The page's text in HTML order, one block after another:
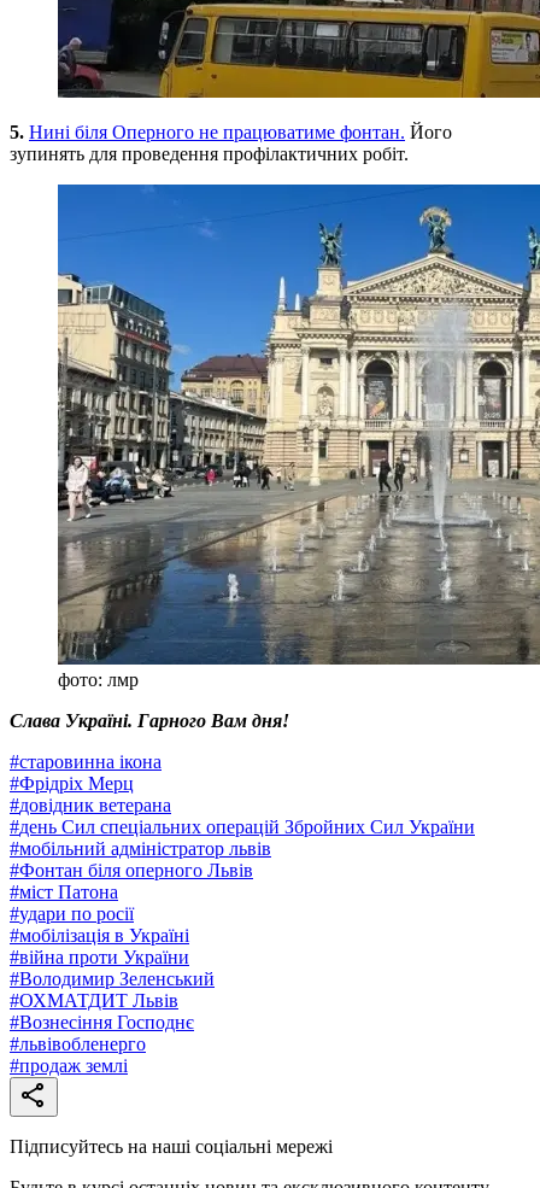
5. Нині біля Оперного не працюватиме фонтан. Його
зупинять для проведення профілактичних робіт.
фото: лмр
Слава Україні. Гарного Вам дня!
#старовинна ікона
#Фрідріх Мерц
#довідник ветерана
#день Сил спеціальних операцій Збройних Сил України
#мобільний адміністратор львів
#Фонтан біля оперного Львів
#міст Патона
#удари по росії
#мобілізація в Україні
#війна проти України
#Володимир Зеленський
#ОХМАТДИТ Львів
#Вознесіння Господнє
#львівобленерго
#продаж землі
Підписуйтесь на наші соціальні мережі